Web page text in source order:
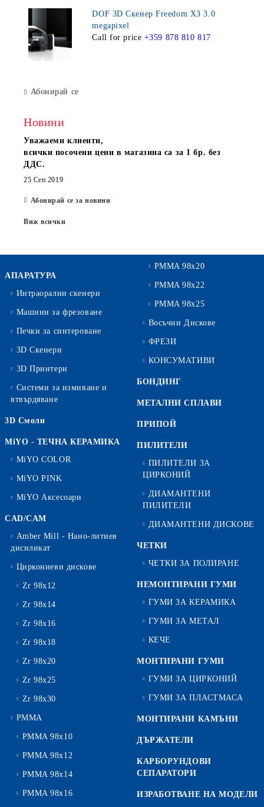
DOF 3D Скенер Freedom X3 3.0
megapixel
Call for price +359 878 810 817
Абонирай се
Новини
Уважаеми клиенти,
всички посочени цени в магазина са за 1 бр. без
ДДС.
25 Сеп 2019
Абонирай се за новини
Виж всички
АПАРАТУРА
Интраорални скенери
Машини за фрезоване
Печки за синтероване
3D Скенери
3D Принтери
Системи за измиване и
втвърдяване
3D Смоли
MiYO - ТЕЧНА КЕРАМИКА
MiYO COLOR
MiYO PINK
MiYO Аксесоари
CAD/CAM
Amber Mill - Нано-литиев
дисиликат
Циркониеви дискове
Zr 98x12
Zr 98x14
Zr 98x16
Zr 98x18
Zr 98x20
Zr 98x25
Zr 98x30
PMMA
PMMA 98x10
PMMA 98x12
PMMA 98x14
PMMA 98x16
PMMA 98x20
PMMA 98x22
PMMA 98x25
Восъчни Дискове
ФРЕЗИ
КОНСУМАТИВИ
БОНДИНГ
МЕТАЛНИ СПЛАВИ
ПРИПОЙ
ПИЛИТЕЛИ
ПИЛИТЕЛИ ЗА
ЦИРКОНИЙ
ДИАМАНТЕНИ
ПИЛИТЕЛИ
ДИАМАНТЕНИ ДИСКОВЕ
ЧЕТКИ
ЧЕТКИ ЗА ПОЛИРАНЕ
НЕМОНТИРАНИ ГУМИ
ГУМИ ЗА КЕРАМИКА
ГУМИ ЗА МЕТАЛ
КЕЧЕ
МОНТИРАНИ ГУМИ
ГУМИ ЗА ЦИРКОНИЙ
ГУМИ ЗА ПЛАСТМАСА
МОНТИРАНИ КАМЪНИ
ДЪРЖАТЕЛИ
КАРБОРУНДОВИ
СЕПАРАТОРИ
ИЗРАБОТВАНЕ НА МОДЕЛИ